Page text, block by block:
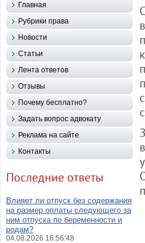
Главная
Рубрики права
Новости
Статьи
Лента ответов
Отзывы
Почему бесплатно?
Задать вопрос адвокату
Реклама на сайте
Контакты
Последние ответы
Влияет ли отпуск без содержания
на размер оплаты следующего за
ним отпуска по беременности и
родам?
04.08.2026 16:56:48